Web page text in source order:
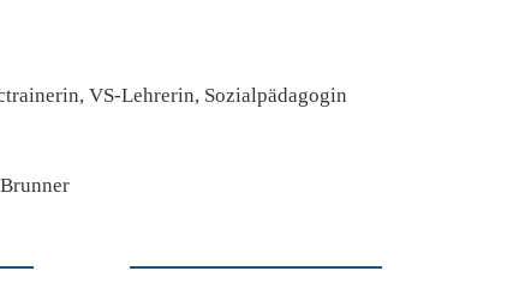
VS-Lehrerin, Sozialpädagogin